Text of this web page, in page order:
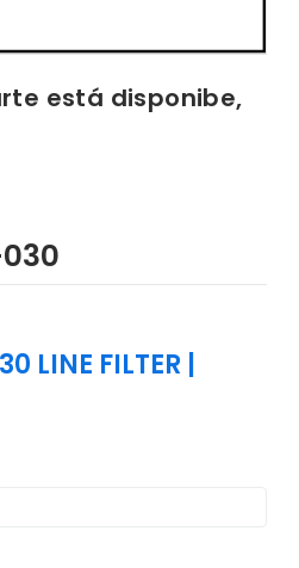
está disponibe,
LINE FILTER |